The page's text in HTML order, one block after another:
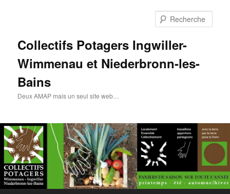
Collectifs Potagers Ingwiller-
Wimmenau et Niederbronn-les-
Bains
Deux AMAP mais un seul site web…